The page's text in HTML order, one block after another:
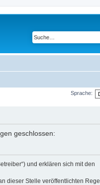
Sprache:
geschlossen:
und erklären sich mit den
dieser Stelle veröffentlichten